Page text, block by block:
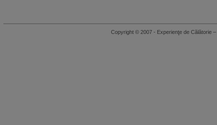
Copyright © 2007 - Experienţe de Călătorie